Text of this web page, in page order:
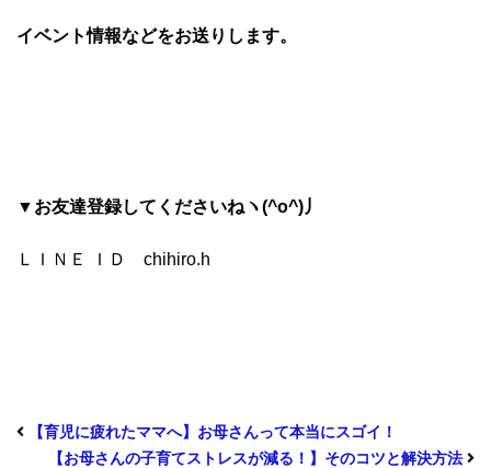
イベント情報などをお送りします。
▼お友達登録してくださいねヽ(^o^)丿
ＬＩＮＥ ＩＤ chihiro.h
【育児に疲れたママへ】お母さんって本当にスゴイ！
【お母さんの子育てストレスが減る！】そのコツと解決方法